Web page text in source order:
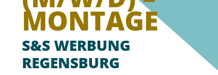
MONTAGE
S&S WERBUNG
REGENSBURG